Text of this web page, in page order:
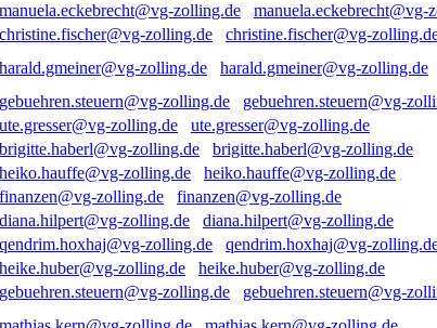
manuela.eckebrecht@vg-
christine.fischer@vg-
harald.gmeiner@vg-zolling.de
gebuehren.steuern@vg-
ute.gresser@vg-zolling.de
brigitte.haberl@vg-zolling.de
heiko.hauffe@vg-zolling.de
finanzen@vg-zolling.de
diana.hilpert@vg-zolling.de
qendrim.hoxhaj@vg-
heike.huber@vg-zolling.de
gebuehren.steuern@vg-